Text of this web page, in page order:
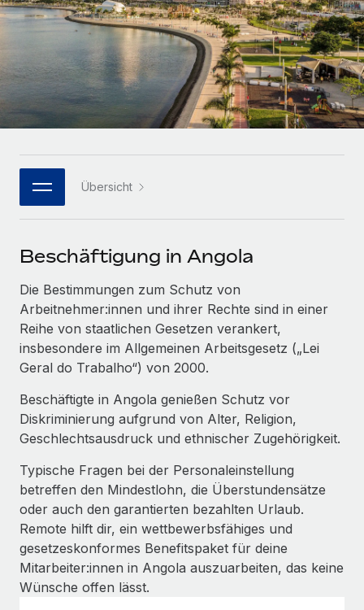
INFRASTRUKTUR
Remote Embedded
Nahtlose Integration der HR in bestehende Abläufe
Plattform
Integrierte HR-Kernfunktionen für dein Team
MCP
Integrationen
Tools
DIENSTLEISTUNGEN
Frag unsere Expert:innen
Hilfe von Expert:innen für globale HR & Compliance
Background-Checks
Einfacheres Bewerber:innen-Screening
Lückenlose Compliance
Geräteverwaltung
Globale Bereitstellung und Verfolgung von IT-
Geräten
Gründung von Niederlassungen
Mittelstand
Maßgeschneiderte HR-Lösungen, um Teams zu
vergrößern
Enterprise
Globale HR für Konzerne und Großunternehmen
PARTNER WERDEN
Flexible Einbettung von Global-HR-Funktionen in deine
Partner werden
Entdecke die Möglichkeiten einer Partnerschaft
Remote Build
Demnächst verfügbar
Beratung zu Integrationen und KI-Automatisierung
FALLSTUDIEN
So hat der KI-Vorreiter Weaviate sein Team mit
Weaviate auf einen Blick Weaviate entwickelt KI-basierte
Open-Source-Infrastrukturen. Das...
Mehr erfahren
Strategische Partnerschaft zwischen
LERNEN MIT REMOTE
Forschung und Leitfäden
Fallstudien
HR-Glossar
Bibliothek für Stellenbeschreibungen
Webinare
Events
Newsroom
Informationen zu Gehältern und Qualifikationen
Insights Center
Alle Ressourcen anzeigen
BLOG
Globale Payroll
EOR und PEO
Contractor Management
Español
Italiano
Português (Portugal)
한국어 Übersicht
Beschäftigung in Angola
Die Bestimmungen zum Schutz von
Arbeitnehmer:innen und ihrer Rechte sind in einer
Reihe von staatlichen Gesetzen verankert,
insbesondere im Allgemeinen Arbeitsgesetz („Lei
Geral do Trabalho“) von 2000.
Beschäftigte in Angola genießen Schutz vor
Diskriminierung aufgrund von Alter, Religion,
Geschlechtsausdruck und ethnischer Zugehörigkeit.
Typische Fragen bei der Personaleinstellung
betreffen den Mindestlohn, die Überstundensätze
oder auch den garantierten bezahlten Urlaub.
Remote hilft dir, ein wettbewerbsfähiges und
gesetzeskonformes Benefitspaket für deine
Mitarbeiter:innen in Angola auszuarbeiten, das keine
Wünsche offen lässt.